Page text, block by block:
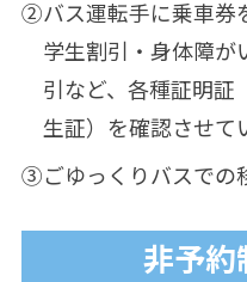
②バス運転手に乗車券
学生割引・身体障が
引など、各種証明証
生証）を確認させて
③ごゆっくりバスでの
非予約